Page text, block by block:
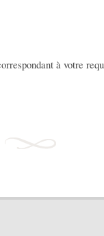
à votre